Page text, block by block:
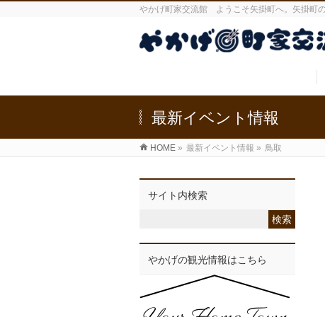
やかげ町家交流館 ようこそ矢掛町へ。矢掛町
最新イベント情報
HOME » 最新イベント情報 » 鳥取
サイト内検索
やかげの観光情報はこちら